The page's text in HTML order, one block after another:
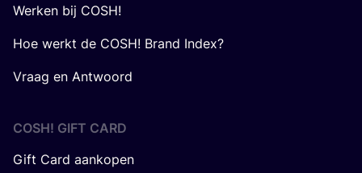
Werken bij COSH!
Hoe werkt de COSH! Brand Index?
Vraag en Antwoord
COSH! GIFT CARD
Gift Card aankopen